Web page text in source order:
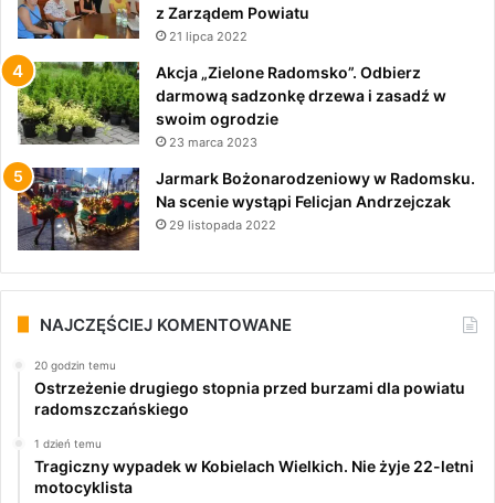
z Zarządem Powiatu
21 lipca 2022
Akcja „Zielone Radomsko”. Odbierz
darmową sadzonkę drzewa i zasadź w
swoim ogrodzie
23 marca 2023
Jarmark Bożonarodzeniowy w Radomsku.
Na scenie wystąpi Felicjan Andrzejczak
29 listopada 2022
NAJCZĘŚCIEJ KOMENTOWANE
20 godzin temu
Ostrzeżenie drugiego stopnia przed burzami dla powiatu
radomszczańskiego
1 dzień temu
Tragiczny wypadek w Kobielach Wielkich. Nie żyje 22-letni
motocyklista